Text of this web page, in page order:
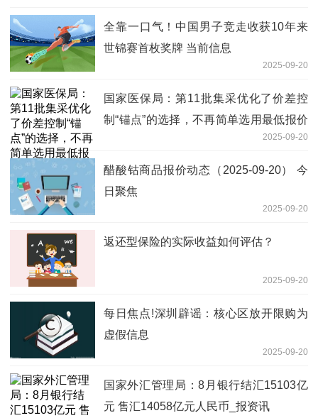
全靠一口气！中国男子竞走收获10年来
世锦赛首枚奖牌 当前信息
2025-09-20
国家医保局：第11批集采优化了价差控
制“锚点”的选择，不再简单选用最低报价
2025-09-20
醋酸钴商品报价动态（2025-09-20） 今
日聚焦
2025-09-20
返还型保险的实际收益如何评估？
2025-09-20
每日焦点!深圳辟谣：核心区放开限购为
虚假信息
2025-09-20
国家外汇管理局：8月银行结汇15103亿
元 售汇14058亿元人民币_报资讯